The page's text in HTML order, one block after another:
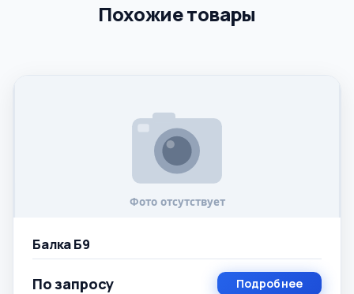
Похожие товары
Балка Б9
По запросу Подробнее